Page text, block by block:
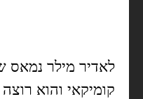
לאדיר מילר נמאס
קומיקאי והוא